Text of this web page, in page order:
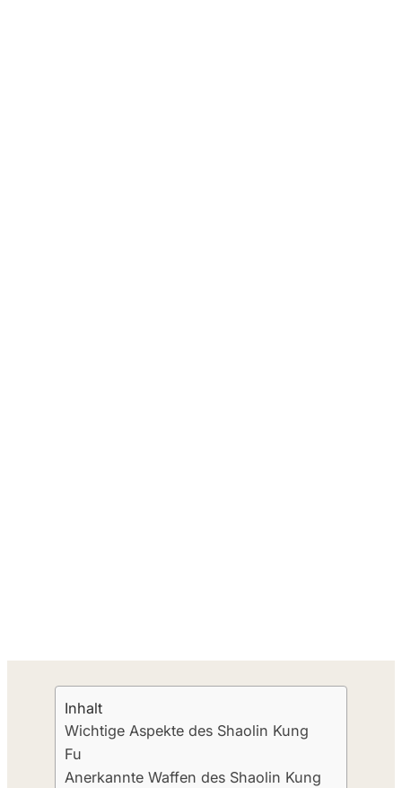
Inhalt
Wichtige Aspekte des Shaolin Kung
Fu
Anerkannte Waffen des Shaolin Kung